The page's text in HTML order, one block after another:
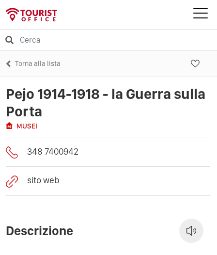
Torna alla lista
Pejo 1914-1918 - la Guerra sulla
Porta
MUSEI
348 7400942
sito web
Descrizione